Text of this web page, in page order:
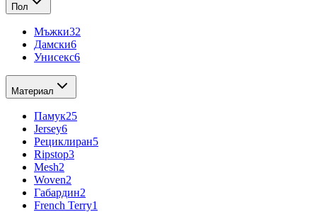
Пол
Мъжки32
Дамски6
Унисекс6
Материал
Памук25
Jersey6
Рециклиран5
Ripstop3
Mesh2
Woven2
Габардин2
French Terry1